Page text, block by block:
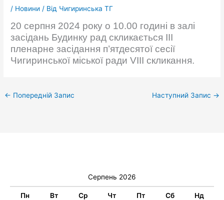
/ Новини / Від Чигиринська ТГ
20 серпня 2024 року о 10.00 годині в залі
засідань Будинку рад скликається ІІІ
пленарне засідання п’ятдесятої сесії
Чигиринської міської ради VIІІ скликання.
← Попередній Запис Наступний Запис →
Серпень 2026
Пн Вт Ср Чт Пт Сб Нд